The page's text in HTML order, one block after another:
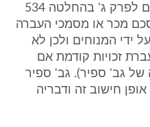
ההסכמה בנחלה נערך בהתאם לפרק ג' בהחלטה 534
מכר או מסמכי העברה
ידי המנוחים ולכן לא
זכויות קודמת אם
10 בתצהירה של גב' ספיר). גב' ספיר
חישוב זה ודבריה